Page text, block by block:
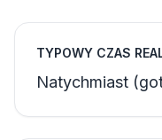
TYPOWY CZAS
Natychmiast